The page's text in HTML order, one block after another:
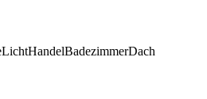
LichtHandelBadezimmerDach